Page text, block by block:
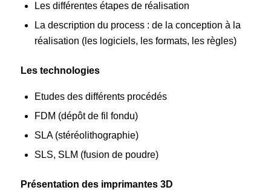
Les différentes étapes de réalisation
La description du process : de la conception à la
réalisation (les logiciels, les formats, les règles)
Les technologies
Etudes des différents procédés
FDM (dépôt de fil fondu)
SLA (stéréolithographie)
SLS, SLM (fusion de poudre)
Présentation des imprimantes 3D